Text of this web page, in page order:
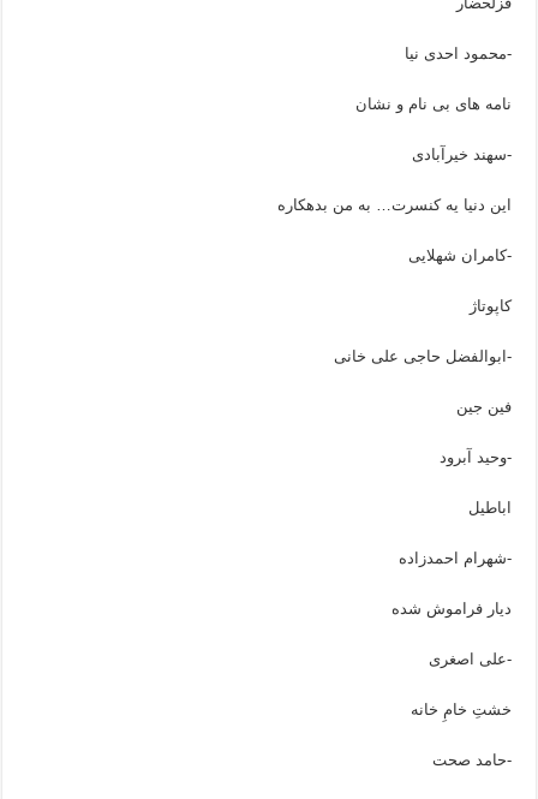
-محمود احدی نیا
نامه های بی نام و نشان
-سهند خیرآبادی
این دنیا یه کنسرت… به من بدهکاره
-کامران شهلایی
کاپوتاژ
-ابوالفضل حاجی علی خانی
فین جین
-وحید آبرود
اباطیل
-شهرام احمدزاده
دیار فراموش شده
-علی اصغری
خشتِ خامِ خانه
-حامد صحت